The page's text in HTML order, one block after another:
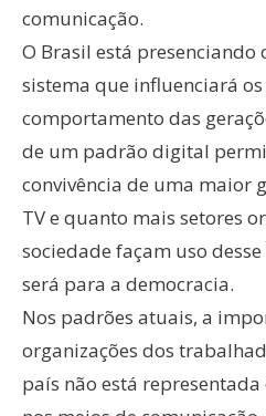
comunicação.
O Brasil está presenciando
sistema que influenciará
comportamento das
de um padrão digital
convivência de uma maior
TV e quanto mais setores
sociedade façam uso
será para a democracia.
Nos padrões atuais, a
organizações dos
país não está